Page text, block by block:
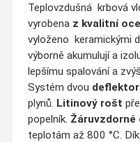
Teplovzdušná krbová
vyrobena z kvalitní
vyloženo keramickými
výborně akumulují a
lepšímu spalování a
Systém dvou
plynů. Litinový rošt
popelník. Žáruvzdorné
teplotám až 800 °C.